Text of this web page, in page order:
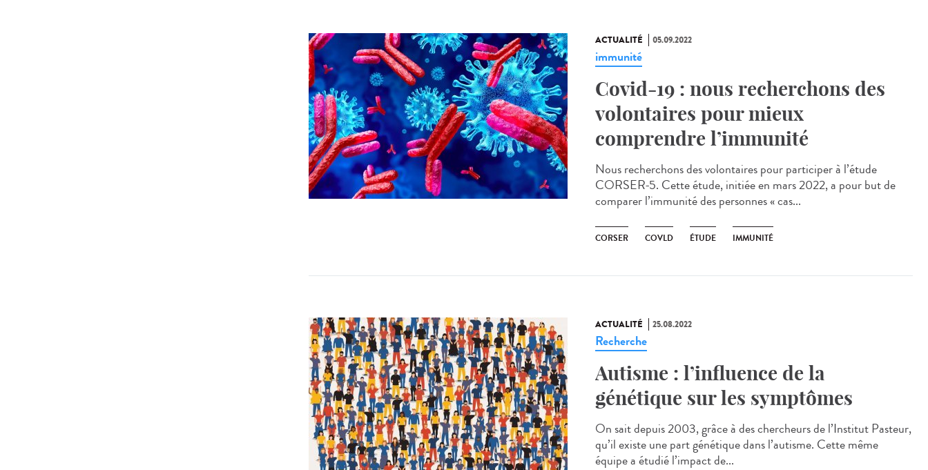
ACTUALITÉ 05.09.2022
immunité
Covid-19 : nous recherchons des
volontaires pour mieux
comprendre l’immunité
Nous recherchons des volontaires pour participer à l’étude
CORSER-5. Cette étude, initiée en mars 2022, a pour but de
comparer l’immunité des personnes « cas...
CORSER COVLD ÉTUDE IMMUNITÉ
ACTUALITÉ 25.08.2022
Recherche
Autisme : l’influence de la
génétique sur les symptômes
On sait depuis 2003, grâce à des chercheurs de l’Institut Pasteur,
qu’il existe une part génétique dans l’autisme. Cette même
équipe a étudié l’impact de...